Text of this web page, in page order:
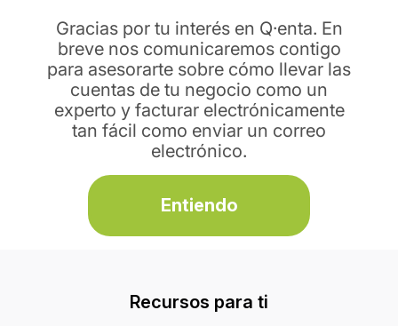
Gracias por tu interés en Q·enta. En
breve nos comunicaremos contigo
para asesorarte sobre cómo llevar las
cuentas de tu negocio como un
experto y facturar electrónicamente
tan fácil como enviar un correo
electrónico.
Entiendo
Recursos para ti